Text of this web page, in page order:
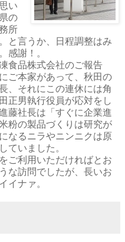
い
の
所
と言うか、日程調整はみ
感謝！。
食品株式会社のご報告
ご本家があって、秋田の
、それにこの連休には角
正男執行役員が応対をし
藤社長は「すぐに企業進
粉の製品づくりは研究が
なるニラやニンニクは原
ていました。
ご利用いただければとお
な訪問でしたが、長いお
イナァ。